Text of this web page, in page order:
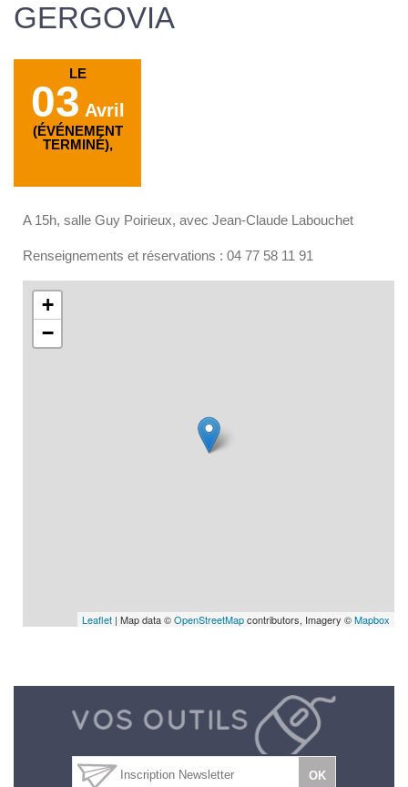
GERGOVIA
LE
03 Avril
(ÉVÉNEMENT
TERMINÉ),
A 15h, salle Guy Poirieux, avec Jean-Claude Labouchet
Renseignements et réservations : 04 77 58 11 91
+
−
Leaflet | Map data ©OpenStreetMapcontributors, Imagery ©Mapbox